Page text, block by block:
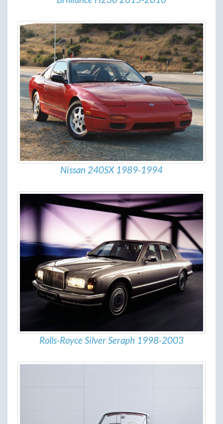
Nissan 240SX 1989-1994
Rolls-Royce Silver Seraph 1998-2003